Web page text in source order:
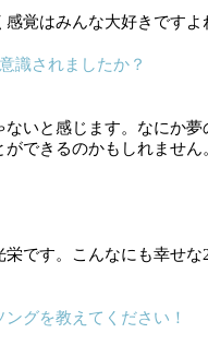
覚はみんな大好きですよ
識されましたか？
いと感じます。なにか夢
できるのかもしれません
です。こんなにも幸せな
グを教えてください！